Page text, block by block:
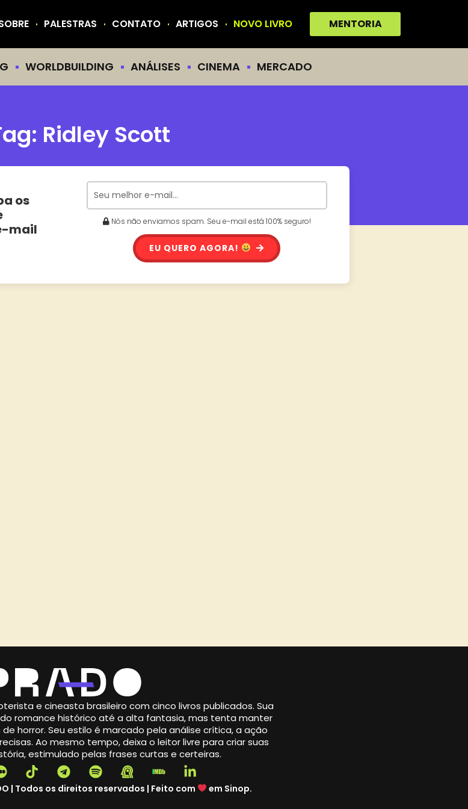
PALESTRAS CONTATO ARTIGOS NOVO LIVRO MENTORIA
WORLDBUILDING ANÁLISES CINEMA MERCADO
Ridley Scott
os
mail
Nós não enviamos spam. Seu e-mail está 100% seguro!
EU QUERO AGORA!
e cineasta brasileiro com cinco livros publicados. Sua
romance histórico até a alta fantasia, mas tenta manter
horror. Seu estilo é marcado pela análise crítica, a ação
Ao mesmo tempo, deixa o leitor livre para criar suas
estimulado pelas frases curtas e certeiras.
| Todos os direitos reservados | Feito com em Sinop.